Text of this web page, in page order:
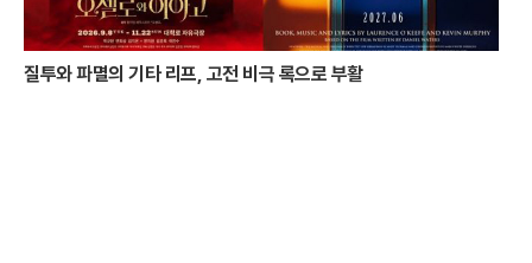
질투와 파멸의 기타 리프, 고전 비극 록으로 부활